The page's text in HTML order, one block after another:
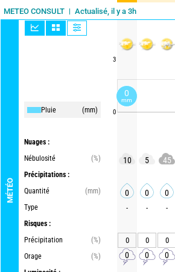
METEO CONSULT Actualisé, il y a 3h
MÉTÉO
Pluie (mm)
Nuages :
Nébulosité
(%)
Précipitations :
Quantité
(mm)
Type
Risques :
Précipitation
(%)
Orage
(%)
3
0
10 5 45
0 0 0
- - -
0 0 0
0 0 0
0
mm